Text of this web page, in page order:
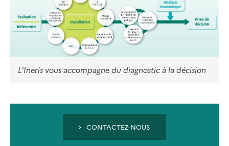
L'Ineris vous accompagne du diagnostic à la décision
CONTACTEZ-NOUS